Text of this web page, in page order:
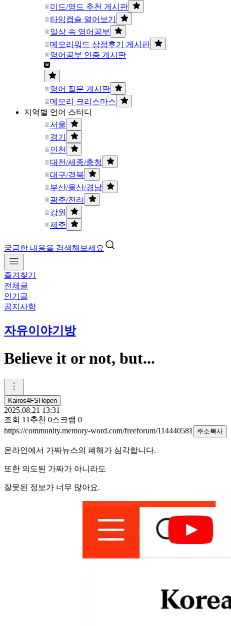
미드/영드 추천 게시판
타임캡슐 열어보기
일상 속 영어공부
메모리워드 상점후기 게시판
영어공부 인증 게시판
영어 질문 게시판
메모리 크리스마스
지역별 언어 스터디
서울
경기
인천
대전/세종/충청
대구/경북
부산/울산/경남
광주/전라
강원
제주
궁금한 내용을 검색해보세요
즐겨찾기
전체글
인기글
공지사항
자유이야기방
Believe it or not, but...
Kairos4FSHopen
2025.08.21 13:31
조회 11 추천 0스크랩 0
https://community.memory-word.com/freeforum/114440581
주소복사
온라인에서 가짜뉴스의 폐해가 심각합니다.
또한 의도된 가짜가 아니라도
잘못된 정보가 너무 많아요.